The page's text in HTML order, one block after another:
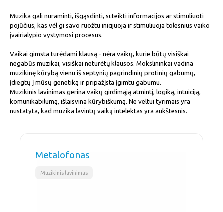
Muzika gali nuraminti, išgąsdinti, suteikti informacijos ar stimuliuoti
pojūčius, kas vėl gi savo ruožtu inicijuoja ir stimuliuoja tolesnius vaiko
įvairialypio vystymosi procesus.
Vaikai gimsta turėdami klausą - nėra vaikų, kurie būtų visiškai
negabūs muzikai, visiškai neturėtų klausos. Mokslininkai vadina
muzikinę kūrybą vienu iš septynių pagrindinių protinių gabumų,
įdiegtų į mūsų genetiką ir pripažįsta įgimtu gabumu.
Muzikinis lavinimas gerina vaikų girdimąją atmintį, logiką, intuiciją,
komunikabilumą, išlaisvina kūrybiškumą. Ne veltui tyrimais yra
nustatyta, kad muzika lavintų vaikų intelektas yra aukštesnis.
Metalofonas
Muzikinis lavinimas